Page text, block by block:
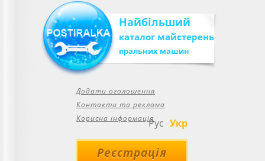
Найбільший
каталог майстерень
пральних машин
Додати оголошення
Контакти та реклама
Корисна інформаціяРус Укр
Реєстрація